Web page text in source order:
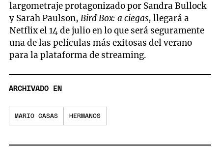
largometraje protagonizado por Sandra Bullock
y Sarah Paulson,Bird Box: a ciegas, llegará a
Netflix el 14 de julio en lo que será seguramente
una de las películas más exitosas del verano
para la plataforma de streaming.
ARCHIVADO EN
MARIO CASAS HERMANOS